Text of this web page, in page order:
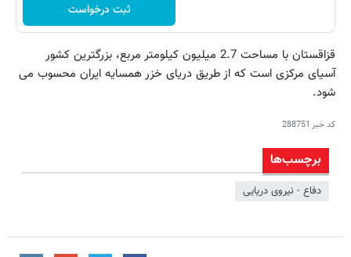
ثبت درخواست
قزاقستان با مساحت 2.7 میلیون کیلومتر مربع، بزرگترین کشور
آسیای مرکزی است که از طریق دریای خزر همسایه ایران محسوب می
شود.
کد خبر 288751
برچسب‌ها
دفاع - نیروی دریایی